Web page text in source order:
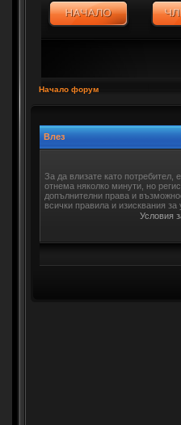
Начало форум
Влез
За да влизате като потребител,
отнема няколко минути, но
допълнителни права и
всички правила и изисквания за
Условия